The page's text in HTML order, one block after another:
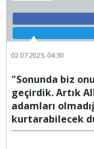
02.07.2025, 04:30
"Sonunda biz
geçirdik. Artık
adamları
kurtarabilecek